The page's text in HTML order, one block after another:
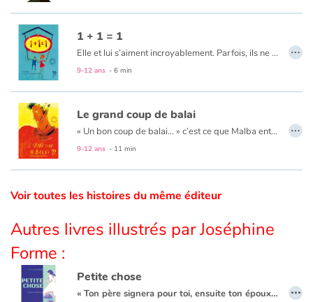
Catalogue anglais
Contraste +
Aide
Accueil
Famille
Écoles
Médiathèques
Vidéos & Tutoriaux
1 + 1 = 1
Elle et lui s’aiment incroyablement. Parfois, ils ne se comprennent pas. Et pourtant…
9-12 ans - 6 min
…
Le grand coup de balai
« Un bon coup de balai... » c’est ce que Malba entendait de la part des passants qui passaient devant lui d’un air méprisant. Jusqu’à ce qu’il tombe sur un vrai balai qui allait l’aider à tracer son chemin...
9-12 ans - 11 min
…
Voir toutes les histoires du même éditeur
Autres livres illustrés par Joséphine
Forme :
Petite chose
« Ton père signera pour toi, ensuite ton époux t’emmènera.» Et pourtant la veille, Linh, 13 ans, riait au bord de la rivière avec ses amis du collège…
…